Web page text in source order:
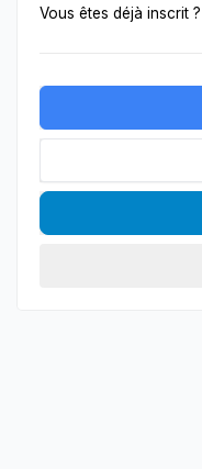
Vous êtes déjà inscrit ?